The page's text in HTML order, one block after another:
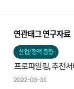
연관태그 연구자료
산업/정책 동향
프로파일링, 추천
2022-03-31